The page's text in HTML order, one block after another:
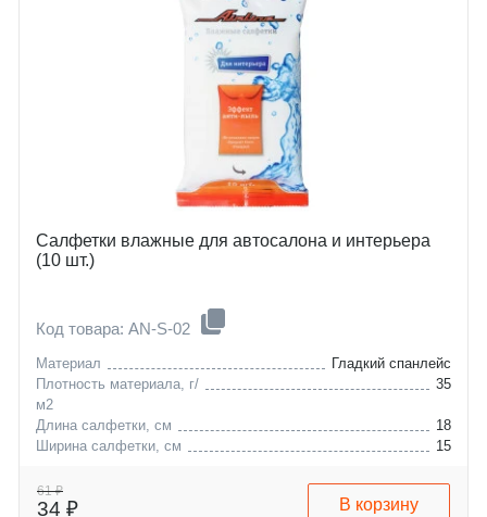
Салфетки влажные для автосалона и интерьера
(10 шт.)
Код товара: AN-S-02
Материал
Гладкий спанлейс
Плотность материала, г/
м2
35
Длина салфетки, см
18
Ширина салфетки, см
15
61 ₽
34 ₽ В корзину